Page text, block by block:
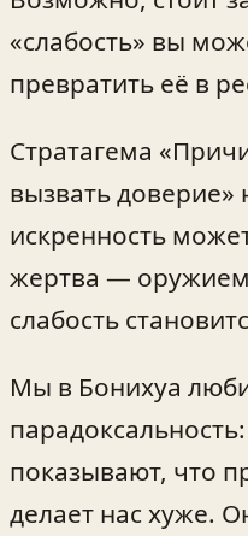
«слабость» вы
превратить её в
Стратагема
вызвать доверие»
искренность
жертва —
слабость
Мы в Бонихуа
показывают, что
делает нас хуже.